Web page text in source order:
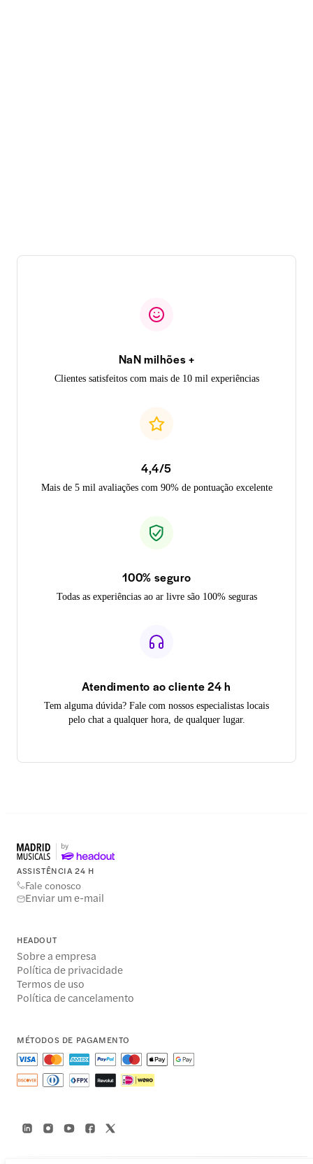
NaN milhões +
Clientes satisfeitos com mais de 10 mil experiências
4,4/5
Mais de 5 mil avaliações com 90% de pontuação excelente
100% seguro
Todas as experiências ao ar livre são 100% seguras
Atendimento ao cliente 24 h
Tem alguma dúvida? Fale com nossos especialistas locais
pelo chat a qualquer hora, de qualquer lugar.
ASSISTÊNCIA 24 H
Fale conosco
Enviar um e-mail
HEADOUT
Sobre a empresa
Política de privacidade
Termos de uso
Política de cancelamento
MÉTODOS DE PAGAMENTO